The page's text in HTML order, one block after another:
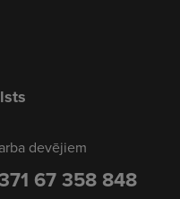
devējiem
67 358 848